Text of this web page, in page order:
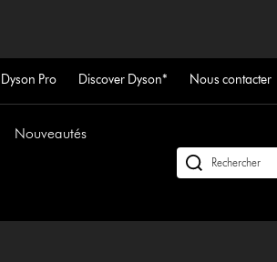
Dyson Pro Discover Dyson* Nous contacter
Nouveautés
Rechercher